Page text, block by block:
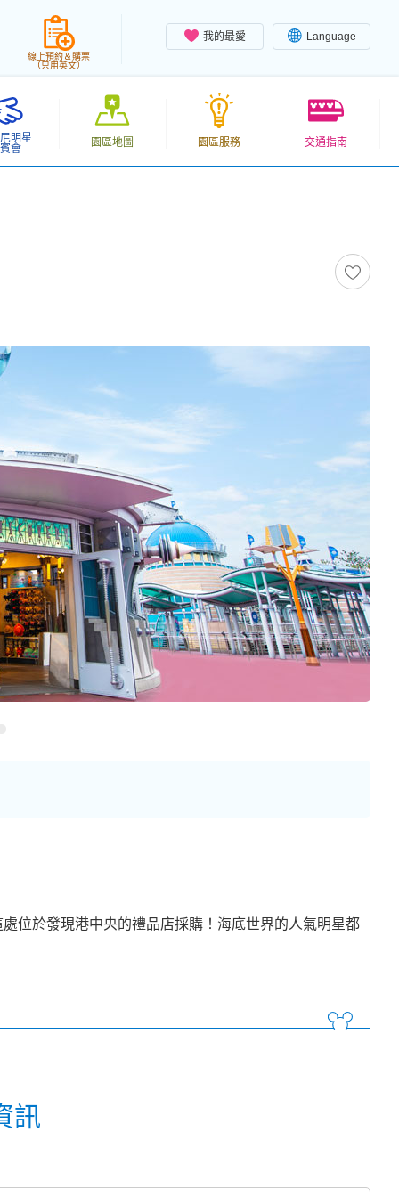
我的最愛 Language
線上預約＆購票
（只用英文）
明星
會
園區地圖 園區服務 交通指南
位於發現港中央的禮品店採購！海底世界的人氣明星都
訊